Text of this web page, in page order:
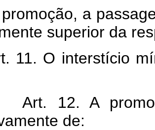
a
superior da
11. O interstício
Art. 12. A
de: